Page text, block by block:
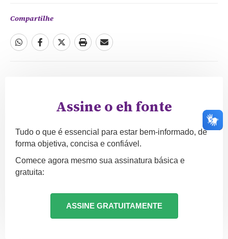
Compartilhe
Assine o eh fonte
Tudo o que é essencial para estar bem-informado, de
forma objetiva, concisa e confiável.
Comece agora mesmo sua assinatura básica e
gratuita:
ASSINE GRATUITAMENTE